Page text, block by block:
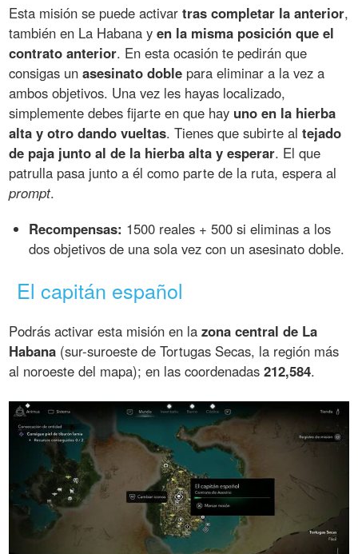
Esta misión se puede activartras completar la anterior,
también en La Habana yen la misma posición que el
contrato anterior. En esta ocasión te pedirán que
consigas unasesinato doble para eliminar a la vez a
ambos objetivos. Una vez les hayas localizado,
simplemente debes fijarte en que hay uno en la hierba
alta y otro dando vueltas. Tienes que subirte altejado
de paja junto al de la hierba alta y esperar. El que
patrulla pasa junto a él como parte de la ruta, espera al
prompt.
Recompensas: 1500 reales + 500 si eliminas a los
dos objetivos de una sola vez con un asesinato doble.
El capitán español
Podrás activar esta misión en lazona central de La
Habana (sur-suroeste de Tortugas Secas, la región más
al noroeste del mapa); en las coordenadas212,584.